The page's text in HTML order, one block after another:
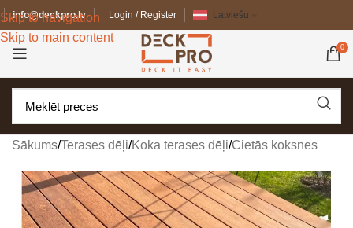
Skip to navigation
Skip to main content
info@deckpro.lv Login / Register Latviešu
0
Sākums/Terases dēļi/Koka terases dēļi/Cietās koksnes